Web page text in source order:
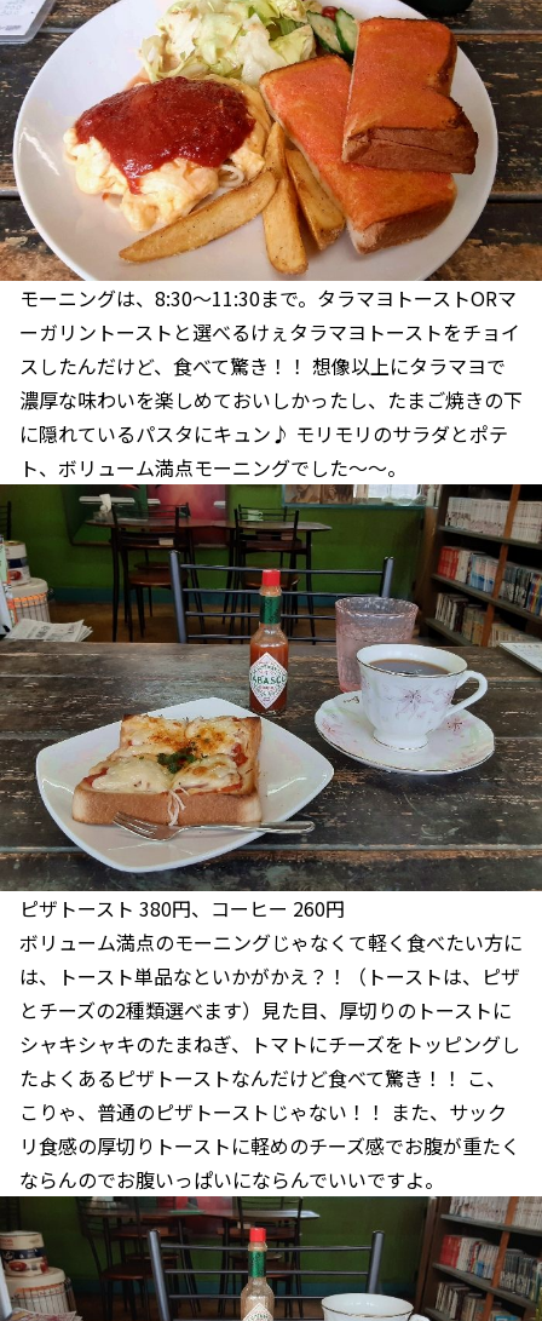
モーニングは、8:30～11:30まで。タラマヨトーストORマ
ーガリントーストと選べるけぇタラマヨトーストをチョイ
スしたんだけど、食べて驚き！！ 想像以上にタラマヨで
濃厚な味わいを楽しめておいしかったし、たまご焼きの下
に隠れているパスタにキュン♪ モリモリのサラダとポテ
ト、ボリューム満点モーニングでした～～。
ピザトースト 380円、コーヒー 260円
ボリューム満点のモーニングじゃなくて軽く食べたい方に
は、トースト単品なといかがかえ？！（トーストは、ピザ
とチーズの2種類選べます）見た目、厚切りのトーストに
シャキシャキのたまねぎ、トマトにチーズをトッピングし
たよくあるピザトーストなんだけど食べて驚き！！ こ、
こりゃ、普通のピザトーストじゃない！！ また、サック
リ食感の厚切りトーストに軽めのチーズ感でお腹が重たく
ならんのでお腹いっぱいにならんでいいですよ。